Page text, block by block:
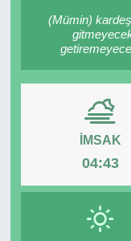
(Mümin)
İMSAK
04:43
RESMİ